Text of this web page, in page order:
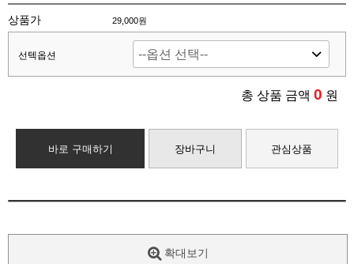
상품가 29,000원
선텍옵션
총 상품 금액 0 원
바로 구매하기 장바구니 관심상품
확대보기